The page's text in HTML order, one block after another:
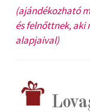
(ajándékozható
és felnőttnek, aki
alapjaival)